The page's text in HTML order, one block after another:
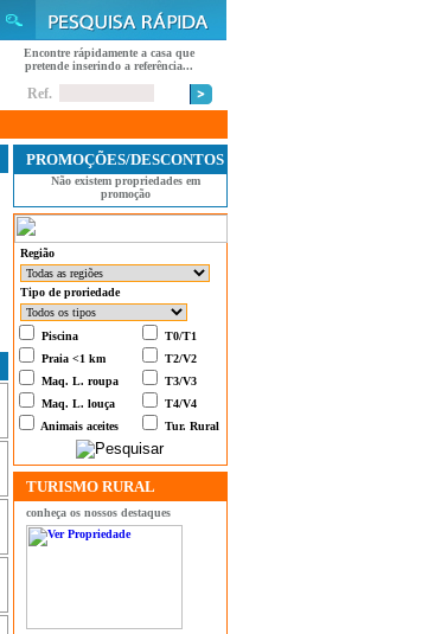
Encontre rápidamente a casa que
pretende inserindo a referência...
Ref.
PROMOÇÕES/DESCONTOS
Não existem propriedades em
promoção
Região
Tipo de proriedade
Piscina
T0/T1
Praia <1 km
T2/V2
Maq. L. roupa
T3/V3
Maq. L. louça
T4/V4
Animais aceites
Tur. Rural
TURISMO RURAL
conheça os nossos destaques